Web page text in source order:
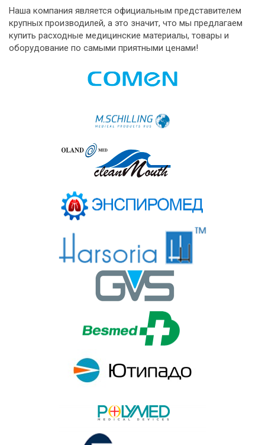
Наша компания является официальным представителем
крупных производилей, а это значит, что мы предлагаем
купить расходные медицинские материалы, товары и
оборудование по самыми приятными ценами!